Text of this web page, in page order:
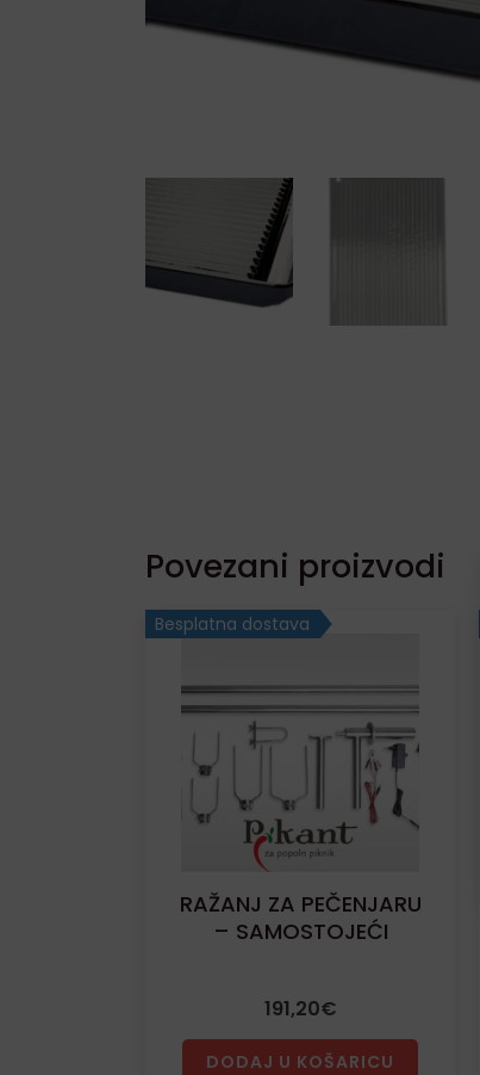
Povezani proizvodi
Besplatna dostava
RAŽANJ ZA PEČENJARU
– SAMOSTOJEĆI
191,20€
DODAJ U KOŠARICU